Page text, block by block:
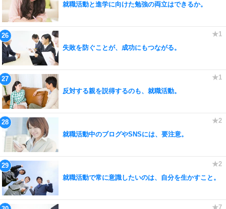
就職活動と進学に向けた勉強の両立はできるか。
失敗を防ぐことが、成功にもつながる。
反対する親を説得するのも、就職活動。
就職活動中のブログやSNSには、要注意。
就職活動で常に意識したいのは、自分を生かすこと。